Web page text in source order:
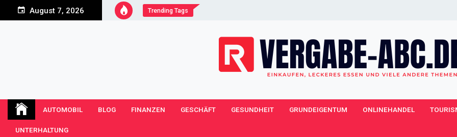
August 7, 2026 Trending Tags
Vergabe-abc.de Blog
AUTOMOBIL BLOG FINANZEN GESCHÄFT GESUNDHEIT GRUNDEIGENTUM ONLINEHANDEL
UNTERHALTUNG